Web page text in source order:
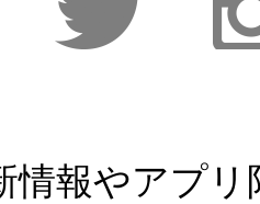
情報やアプリ